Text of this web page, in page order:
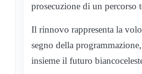
prosecuzione di un
Il rinnovo rappresenta la
segno della
insieme il futuro